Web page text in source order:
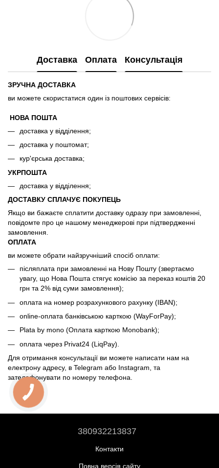
Доставка Оплата Консультація
ЗРУЧНА ДОСТАВКА
ви можете скористатися один із поштових сервісів:
НОВА ПОШТА
доставка у відділення;
доставка у поштомат;
кур'єрська доставка;
УКРПОШТА
доставка у відділення;
ДОСТАВКУ СПЛАЧУЄ ПОКУПЕЦЬ
Якщо ви бажаєте сплатити доставку одразу при замовленні,
повідомте про це нашому менеджерові при підтвердженні
замовлення.
ОПЛАТА
ви можете обрати найзручніший спосіб оплати:
післяплата при замовленні на Нову Пошту (звертаємо
увагу, що Нова Пошта стягує комісію за переказ коштів 20
грн та 2% від суми замовлення);
оплата на номер розрахункового рахунку (IBAN);
online-оплата банківською карткою (WayForPay);
Plata by mono (Оплата карткою Monobank);
оплата через Privat24 (LiqPay).
Для отримання консультації ви можете написати нам на
електрону адресу, в Telegram або Instagram, та
зателефонувати по номеру телефона.
380932213837
Контакти
Повна версія сайту